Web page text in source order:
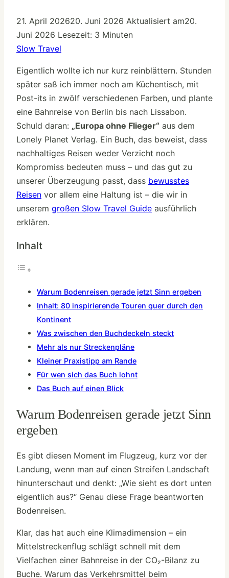
21. April 202620. Juni 2026 Aktualisiert am20.
Juni 2026 Lesezeit: 3 Minuten
Slow Travel
Eigentlich wollte ich nur kurz reinblättern. Stunden
später saß ich immer noch am Küchentisch, mit
Post-its in zwölf verschiedenen Farben, und plante
eine Bahnreise von Berlin bis nach Lissabon.
Schuld daran: „Europa ohne Flieger“ aus dem
Lonely Planet Verlag. Ein Buch, das beweist, dass
nachhaltiges Reisen weder Verzicht noch
Kompromiss bedeuten muss – und das gut zu
unserer Überzeugung passt, dass bewusstes
Reisen vor allem eine Haltung ist – die wir in
unserem großen Slow Travel Guide ausführlich
erklären.
Inhalt
Warum Bodenreisen gerade jetzt Sinn ergeben
Inhalt: 80 inspirierende Touren quer durch den
Kontinent
Was zwischen den Buchdeckeln steckt
Mehr als nur Streckenpläne
Kleiner Praxistipp am Rande
Für wen sich das Buch lohnt
Das Buch auf einen Blick
Warum Bodenreisen gerade jetzt Sinn
ergeben
Es gibt diesen Moment im Flugzeug, kurz vor der
Landung, wenn man auf einen Streifen Landschaft
hinunterschaut und denkt: „Wie sieht es dort unten
eigentlich aus?“ Genau diese Frage beantworten
Bodenreisen.
Klar, das hat auch eine Klimadimension – ein
Mittelstreckenflug schlägt schnell mit dem
Vielfachen einer Bahnreise in der CO₂-Bilanz zu
Buche. Warum das Verkehrsmittel beim